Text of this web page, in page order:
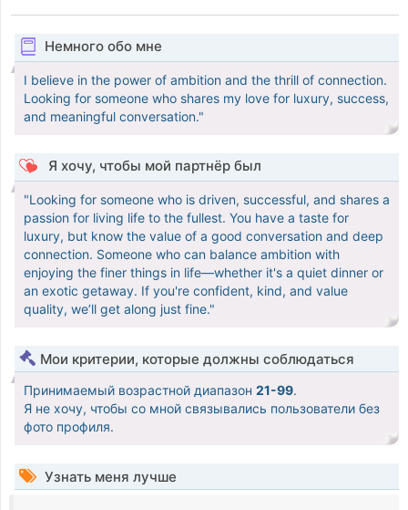
Немного обо мне
I believe in the power of ambition and the thrill of connection.
Looking for someone who shares my love for luxury, success,
and meaningful conversation."
Я хочу, чтобы мой партнёр был
"Looking for someone who is driven, successful, and shares a
passion for living life to the fullest. You have a taste for
luxury, but know the value of a good conversation and deep
connection. Someone who can balance ambition with
enjoying the finer things in life—whether it's a quiet dinner or
an exotic getaway. If you're confident, kind, and value
quality, we’ll get along just fine."
Мои критерии, которые должны соблюдаться
Принимаемый возрастной диапазон 21-99.
Я не хочу, чтобы со мной связывались пользователи без
фото профиля.
Узнать меня лучше